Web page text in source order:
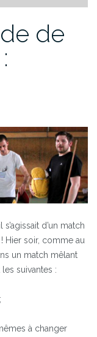
de
d’un match
Hier soir, comme au
un match mêlant
suivantes :
à changer